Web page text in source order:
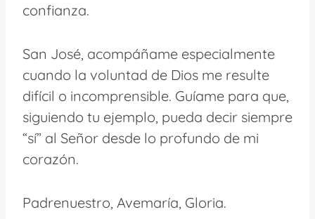
confianza.
San José, acompáñame especialmente
cuando la voluntad de Dios me resulte
difícil o incomprensible. Guíame para que,
siguiendo tu ejemplo, pueda decir siempre
“sí” al Señor desde lo profundo de mi
corazón.
Padrenuestro, Avemaría, Gloria.